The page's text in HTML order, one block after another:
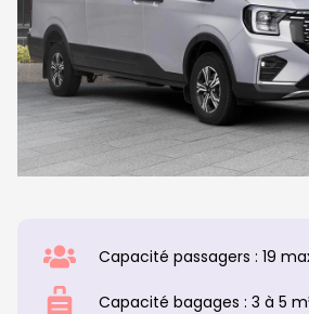
Capacité passagers : 19
Capacité bagages : 3 à 5